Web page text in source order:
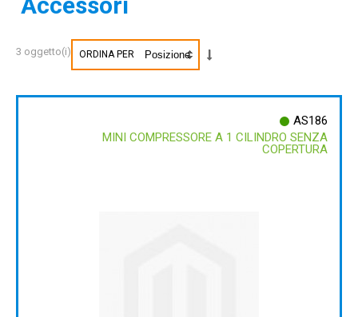
3 oggetto(i) ORDINA PER
AS186
MINI COMPRESSORE A 1 CILINDRO SENZA
COPERTURA